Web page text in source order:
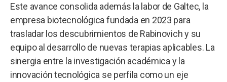
Este avance consolida además la labor de Galtec, la
empresa biotecnológica fundada en 2023 para
trasladar los descubrimientos de Rabinovich y su
equipo al desarrollo de nuevas terapias aplicables. La
sinergia entre la investigación académica y la
innovación tecnológica se perfila como un eje